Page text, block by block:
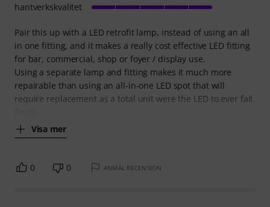
Pair this up with a LED retrofit lamp, instead of using an all
in one fitting, and it makes a really cost effective LED fitting
for bar, commercial, shop or foyer / display use.
Using a separate lamp and fitting makes it much more
repairable than using an all-in-one LED spot that will
require replacement as a total unit were the LED to ever fail.
Visa mer
hantverkskvalitet
0 0 ANMÄL RECENSION